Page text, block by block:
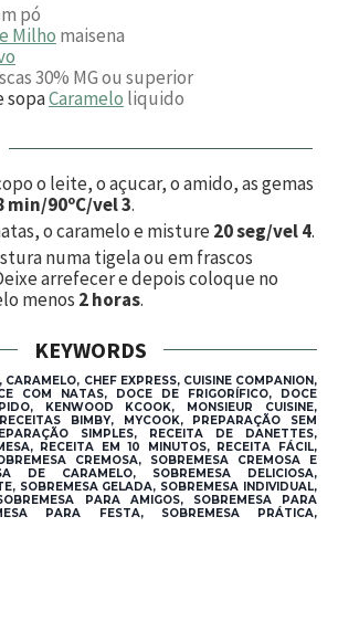
pó
Milho maisena
30% MG ou superior
sopaCaramelo liquido
o leite, o açucar, o amido, as gemas
min/90ºC/vel 3.
o caramelo e misture20 seg/vel 4.
numa tigela ou em frascos
arrefecer e depois coloque no
menos 2 horas.
KEYWORDS
CHEF EXPRESS, CUISINE COMPANION,
COM NATAS, DOCE DE FRIGORÍFICO, DOCE
KENWOOD KCOOK, MONSIEUR CUISINE,
BIMBY, MYCOOK, PREPARAÇÃO SEM
SIMPLES, RECEITA DE DANETTES,
RECEITA EM 10 MINUTOS, RECEITA FÁCIL,
CREMOSA, SOBREMESA CREMOSA E
DE CARAMELO, SOBREMESA DELICIOSA,
SOBREMESA GELADA, SOBREMESA INDIVIDUAL,
PARA AMIGOS, SOBREMESA PARA
PARA FESTA, SOBREMESA PRÁTICA,